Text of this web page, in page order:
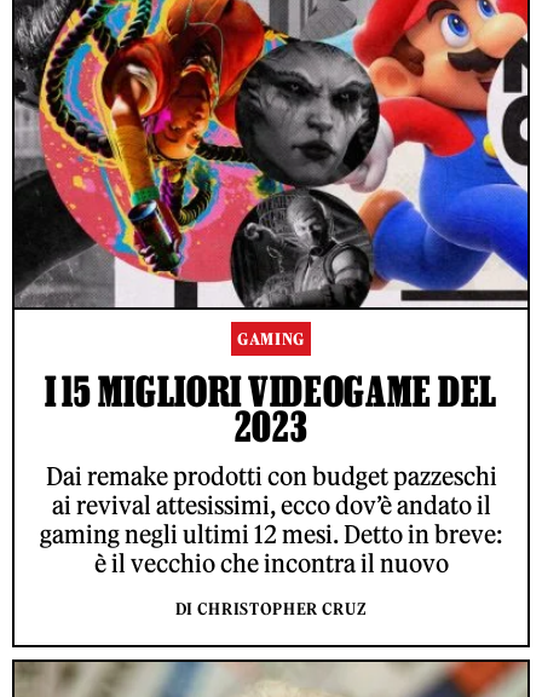
GAMING
I 15 MIGLIORI VIDEOGAME DEL
2023
Dai remake prodotti con budget pazzeschi
ai revival attesissimi, ecco dov’è andato il
gaming negli ultimi 12 mesi. Detto in breve:
è il vecchio che incontra il nuovo
DI CHRISTOPHER CRUZ